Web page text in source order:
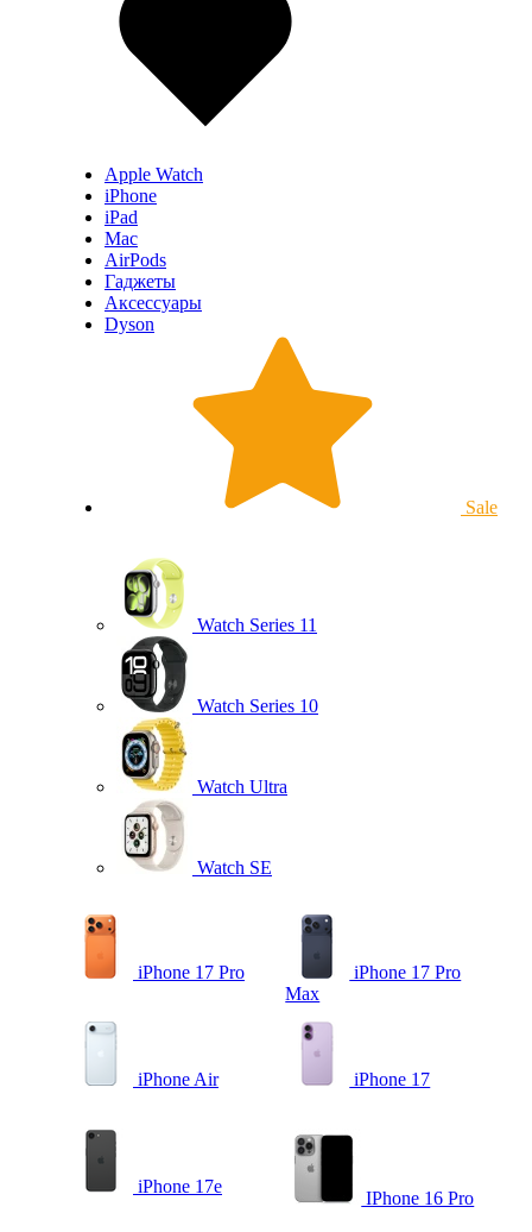
Apple Watch
iPhone
iPad
Mac
AirPods
Гаджеты
Аксессуары
Dyson
Sale
Watch Series 11
Watch Series 10
Watch Ultra
Watch SE
iPhone 17 Pro
iPhone 17 Pro
Max
iPhone Air iPhone 17
iPhone 17e
IPhone 16 Pro